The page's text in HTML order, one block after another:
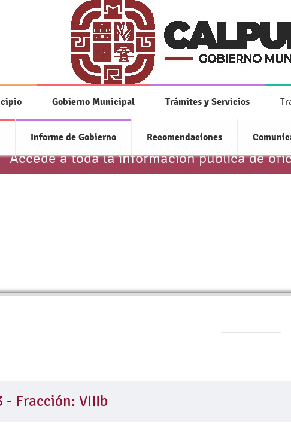
Gobierno Municipal Trámites y Servicios
Informe de Gobierno Recomendaciones
Accede a toda la información pública de
- Fracción: VIIIb